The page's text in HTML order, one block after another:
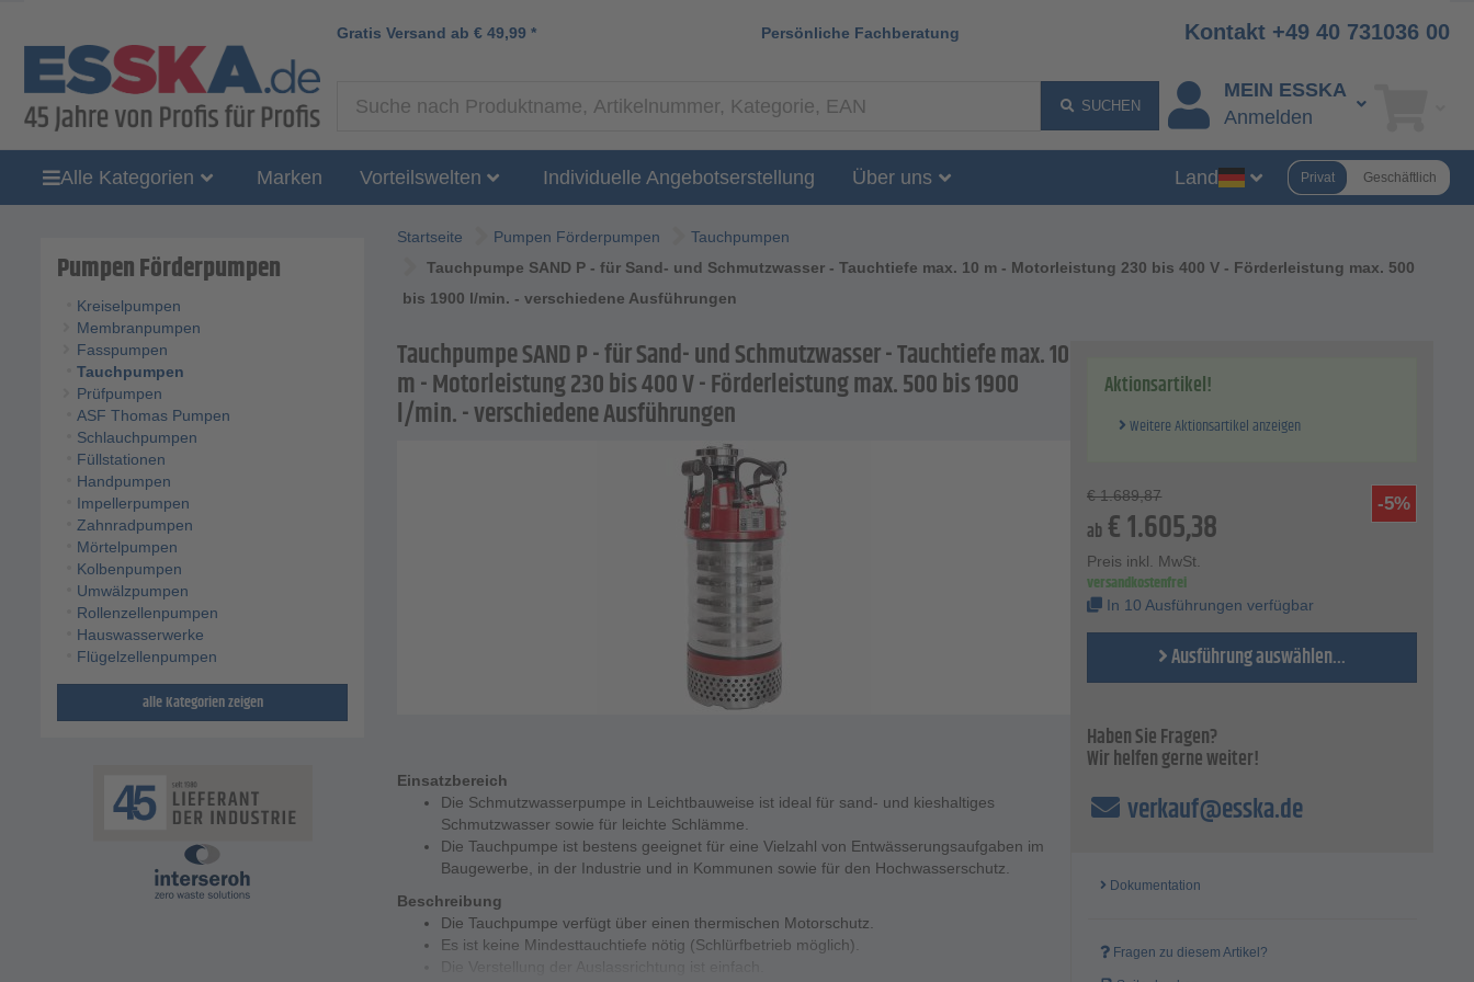
Gratis Versand ab € 49,99 * Persönliche Fachberatung Kontakt +49 40 731036 00
SUCHEN
MEIN ESSKA
Anmelden
Alle Kategorien Marken Vorteilswelten Individuelle Angebotserstellung Über uns Land Privat Geschäftlich
Pumpen Förderpumpen
Kreiselpumpen
Membranpumpen
Fasspumpen
Tauchpumpen
Prüfpumpen
ASF Thomas Pumpen
Schlauchpumpen
Füllstationen
Handpumpen
Impellerpumpen
Zahnradpumpen
Mörtelpumpen
Kolbenpumpen
Umwälzpumpen
Rollenzellenpumpen
Hauswasserwerke
Flügelzellenpumpen
alle Kategorien zeigen
Startseite Pumpen Förderpumpen
Tauchpumpen
Tauchpumpe SAND P - für Sand- und Schmutzwasser - Tauchtiefe max. 10 m - Motorleistung 230 bis 400 V - Förderleistung max. 500
bis 1900 l/min. - verschiedene Ausführungen
Tauchpumpe SAND P - für Sand- und Schmutzwasser - Tauchtiefe max. 10
m - Motorleistung 230 bis 400 V - Förderleistung max. 500 bis 1900
l/min. - verschiedene Ausführungen
Einsatzbereich
Die Schmutzwasserpumpe in Leichtbauweise ist ideal für sand- und kieshaltiges
Schmutzwasser sowie für leichte Schlämme.
Die Tauchpumpe ist bestens geeignet für eine Vielzahl von Entwässerungsaufgaben im
Baugewerbe, in der Industrie und in Kommunen sowie für den Hochwasserschutz.
Beschreibung
Die Tauchpumpe verfügt über einen thermischen Motorschutz.
Es ist keine Mindesttauchtiefe nötig (Schlürfbetrieb möglich).
Aktionsartikel!
Weitere Aktionsartikel anzeigen
-5%
€ 1.689,87
ab €1.605,38
Preis inkl. MwSt.
versandkostenfrei
In 10 Ausführungen verfügbar
Ausführung auswählen...
Haben Sie Fragen?
Wir helfen gerne weiter!
verkauf@esska.de
Dokumentation
Fragen zu diesem Artikel?